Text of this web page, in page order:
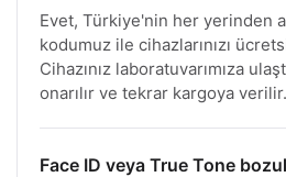
Evet, Türkiye'nin her yerinden
kodumuz ile cihazlarınızı
Cihazınız laboratuvarımıza
onarılır ve tekrar kargoya verilir.
Face ID veya True Tone